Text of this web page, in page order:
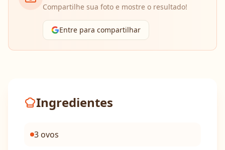
Compartilhe sua foto e mostre o resultado!
Entre para compartilhar
Ingredientes
3 ovos